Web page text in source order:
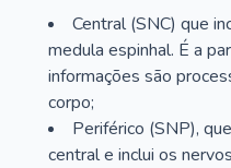
Central (SNC) que
medula espinhal. É a
informações são
corpo;
Periférico (SNP),
central e inclui os